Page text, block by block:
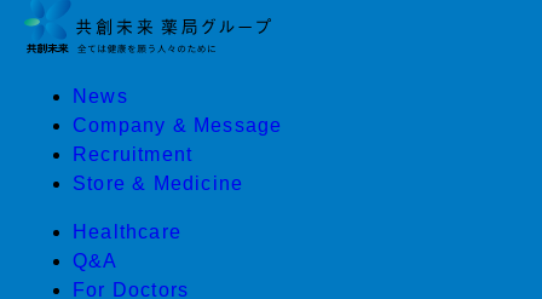
News
Company & Message
Recruitment
Store & Medicine
Healthcare
Q&A
For Doctors